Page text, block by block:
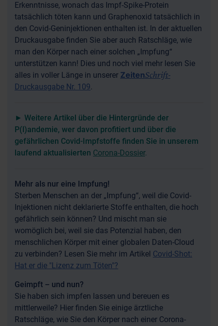
Erkenntnisse, wonach das Impf-Spike-Protein
tatsächlich töten kann und Graphenoxid tatsächlich in
den Covid-Geninjektionen enthalten ist. In der aktuellen
Druckausgabe finden Sie aber auch Ratschläge, wie
man den Körper nach einer solchen „Impfung“
unterstützen kann! Dies und noch viel mehr lesen Sie
alles in voller Länge in unserer ZeitenSchrift-
Druckausgabe Nr. 109.
► Weitere Artikel über die Hintergründe der
P(l)andemie, wer davon profitiert und über die
gefährlichen Covid-Impfstoffe finden Sie in unserem
laufend aktualisierten Corona-Dossier.
Mehr als nur eine Impfung!
Sterben Menschen an der „Impfung“, weil die Covid-
Injektionen nicht deklarierte Stoffe enthalten, die hoch
gefährlich sein können? Und mischt man sie
womöglich bei, weil sie das Potenzial haben, den
menschlichen Körper mit einer globalen Daten-Cloud
zu verbinden? Lesen Sie mehr im Artikel Covid-Shot:
Hat er die "Lizenz zum Töten"?
Geimpft – und nun?
Sie haben sich impfen lassen und bereuen es
mittlerweile? Hier finden Sie einige ärztliche
Ratschläge, wie Sie den Körper nach einer Corona-